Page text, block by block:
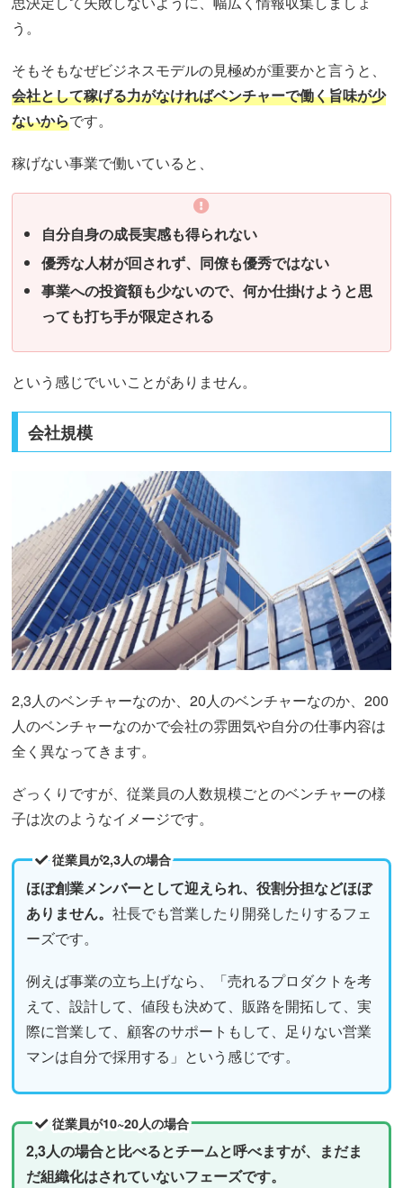
う。
そもそもなぜビジネスモデルの見極めが重要かと言うと、
会社として稼げる力がなければベンチャーで働く旨味が少
ないからです。
稼げない事業で働いていると、
自分自身の成長実感も得られない
優秀な人材が回されず、同僚も優秀ではない
事業への投資額も少ないので、何か仕掛けようと思
っても打ち手が限定される
という感じでいいことがありません。
会社規模
2,3人のベンチャーなのか、20人のベンチャーなのか、200
人のベンチャーなのかで会社の雰囲気や自分の仕事内容は
全く異なってきます。
ざっくりですが、従業員の人数規模ごとのベンチャーの様
子は次のようなイメージです。
従業員が2,3人の場合
ほぼ創業メンバーとして迎えられ、役割分担などほぼ
ありません。社長でも営業したり開発したりするフェ
ーズです。
例えば事業の立ち上げなら、「売れるプロダクトを考
えて、設計して、値段も決めて、販路を開拓して、実
際に営業して、顧客のサポートもして、足りない営業
マンは自分で採用する」という感じです。
従業員が10~20人の場合
2,3人の場合と比べるとチームと呼べますが、まだま
だ組織化はされていないフェーズです。